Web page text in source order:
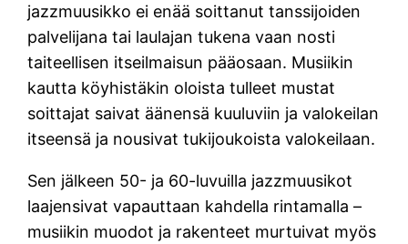
jazzmuusikko ei enää soittanut tanssijoiden
palvelijana tai laulajan tukena vaan nosti
taiteellisen itseilmaisun pääosaan. Musiikin
kautta köyhistäkin oloista tulleet mustat
soittajat saivat äänensä kuuluviin ja valokeilan
itseensä ja nousivat tukijoukoista valokeilaan.
Sen jälkeen 50- ja 60-luvuilla jazzmuusikot
laajensivat vapauttaan kahdella rintamalla –
musiikin muodot ja rakenteet murtuivat myös